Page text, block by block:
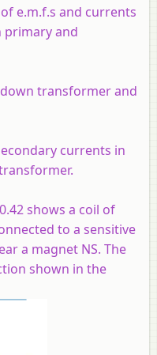
e.m.f.s and currents
and
transformer and
currents in
shows a coil of
to a sensitive
a magnet NS. The
shown in the